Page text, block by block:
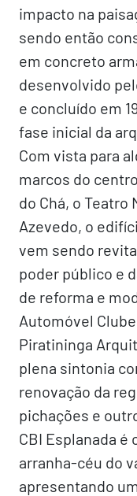
impacto na
sendo então
em concreto
desenvolvido
e concluído em
fase inicial da
Com vista para
marcos do
do Chá, o Teatro
Azevedo, o
vem sendo
poder público e
de reforma e
Automóvel
Piratininga
plena sintonia
renovação da
pichações e
CBI Esplanada
arranha-céu do
apresentando